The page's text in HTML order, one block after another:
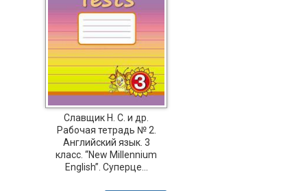
Славщик Н. С. и др.
Рабочая тетрадь № 2.
Английский язык. 3
класс. “New Millennium
English”. Суперце...